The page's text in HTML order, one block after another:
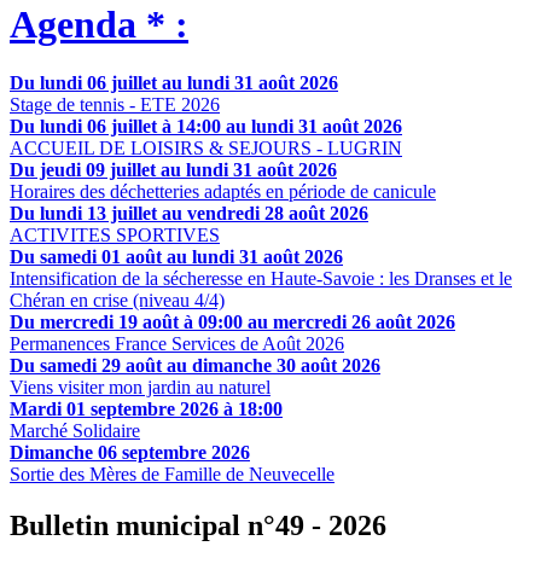
Agenda * :
Du lundi 06 juillet au lundi 31 août 2026
Stage de tennis - ETE 2026
Du lundi 06 juillet à 14:00 au lundi 31 août 2026
ACCUEIL DE LOISIRS & SEJOURS - LUGRIN
Du jeudi 09 juillet au lundi 31 août 2026
Horaires des déchetteries adaptés en période de canicule
Du lundi 13 juillet au vendredi 28 août 2026
ACTIVITES SPORTIVES
Du samedi 01 août au lundi 31 août 2026
Intensification de la sécheresse en Haute-Savoie : les Dranses et le
Chéran en crise (niveau 4/4)
Du mercredi 19 août à 09:00 au mercredi 26 août 2026
Permanences France Services de Août 2026
Du samedi 29 août au dimanche 30 août 2026
Viens visiter mon jardin au naturel
Mardi 01 septembre 2026 à 18:00
Marché Solidaire
Dimanche 06 septembre 2026
Sortie des Mères de Famille de Neuvecelle
Bulletin municipal n°49 - 2026